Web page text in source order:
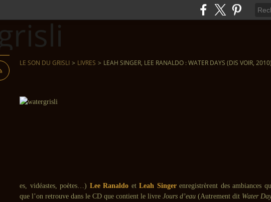
LE SON DU GRISLI > LIVRES > LEAH SINGER, LEE RANALDO : WATER DAYS (DIS VOIR, 2010)
es, vidéastes, poètes…) Lee Ranaldo et Leah Singerenregistrèrent des ambiances
que l’on retrouve dans le CD que contient le livre Jours d’eau (Autrement dit Water